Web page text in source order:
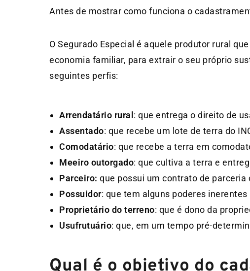
Antes de mostrar como funciona o
O Segurado Especial é aquele produtor rural
economia familiar, para extrair o seu próprio
seguintes perfis:
Arrendatário rural : que entrega o direito de
Assentado: que recebe um lote de terra do
Comodatário: que recebe a terra em
Meeiro outorgado: que cultiva a terra e
Parceiro: que possui um contrato de
Possuidor: que tem alguns poderes
Proprietário do terreno: que é dono da
Usufrutuário: que, em um tempo pré-
Qual é o objetivo do